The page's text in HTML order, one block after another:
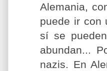
Alemania,
puede ir con
sí se
abundan...
nazis. En